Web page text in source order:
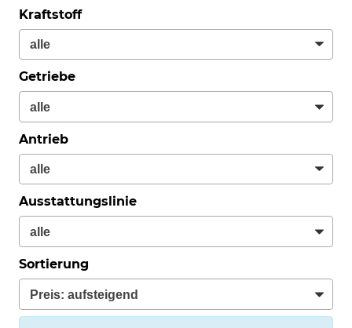
Kraftstoff
Getriebe
Antrieb
Ausstattungslinie
Sortierung